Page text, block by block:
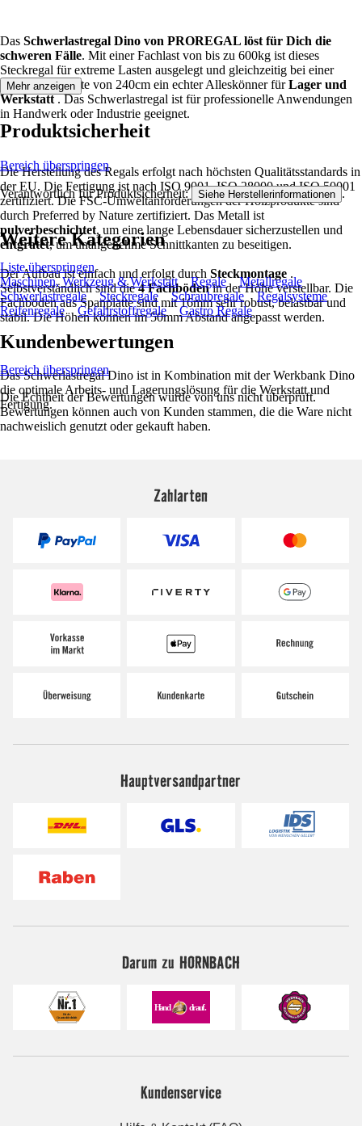
Das Schwerlastregal Dino von PROREGAL löst für Dich die
schweren Fälle. Mit einer Fachlast von bis zu 600kg ist dieses
Steckregal für extreme Lasten ausgelegt und gleichzeitig bei einer
maximalen Breite von 240cm ein echter Alleskönner fürLager und
Werkstatt. Das Schwerlastregal ist für professionelle Anwendungen
in Handwerk oder Industrie geeignet.
Die Herstellung des Regals erfolgt nach höchsten Qualitätsstandards in
der EU. Die Fertigung ist nach ISO 9001, ISO 28000 und ISO 50001
zertifiziert. Die FSC-Umweltanforderungen der Holzprodukte sind
durch Preferred by Nature zertifiziert. Das Metall ist
pulverbeschichtet, um eine lange Lebensdauer sicherzustellen und
entgratet, um unangenehme Schnittkanten zu beseitigen.
Der Aufbau ist einfach und erfolgt durch Steckmontage .
Selbstverständlich sind die4 Fachbödenin der Höhe verstellbar. Die
Fachböden aus Spanplatte sind mit 16mm sehr robust, belastbar und
stabil. Die Höhen können im 50mm Abstand angepasst werden.
Das Schwerlastregal Dino ist in Kombination mit der Werkbank Dino
die optimale Arbeits- und Lagerungslösung für die Werkstatt und
Fertigung.
Mehr anzeigen
Produktsicherheit
Bereich überspringen
Verantwortlich für Produktsicherheit: Siehe Herstellerinformationen .
Weitere Kategorien
Liste überspringen
Maschinen, Werkzeug & Werkstatt
Regale
Metallregale
Schwerlastregale
Steckregale Schraubregale
Regalsysteme
Reifenregale
Gefahrstoffregale Gastro Regale
Kundenbewertungen
Bereich überspringen
Die Echtheit der Bewertungen wurde von uns nicht überprüft.
Bewertungen können auch von Kunden stammen, die die Ware nicht
nachweislich genutzt oder gekauft haben.
Zahlarten
Hauptversandpartner
Darum zu HORNBACH
Kundenservice